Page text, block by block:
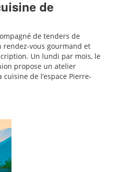
de
de tenders de
rendez-vous gourmand et
Un lundi par mois, le
propose un atelier
de l’espace Pierre-